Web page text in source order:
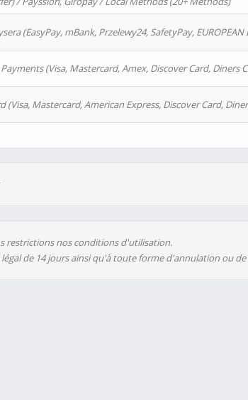
(EasyPay, mBank, Przelewy24, SafetyPay,
(Visa, Mastercard, Amex, Discover Card, Diners
Mastercard, American Express, Discover Card,
restrictions nos conditions d'utilisation.
de 14 jours ainsi qu'à toute forme d'annulation ou